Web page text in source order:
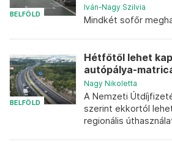
BELFÖLD
Iván-Nagy Szilvia
Mindkét sofőr
BELFÖLD
Hétfőtől lehet
autópálya-
Nagy Nikoletta
A Nemzeti
szerint ekkortól
regionális